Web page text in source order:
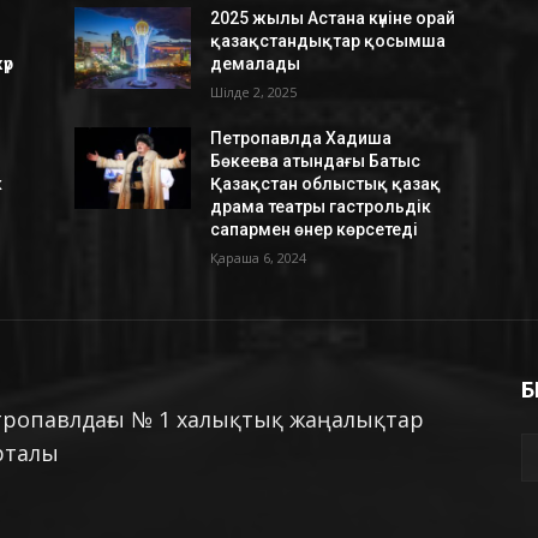
2025 жылы Астана күніне орай
қазақстандықтар қосымша
демалады
Шілде 2, 2025
Петропавлда Хадиша
Бөкеева атындағы Батыс
Қазақстан облыстық қазақ
драма театры гастрольдік
сапармен өнер көрсетеді
Қараша 6, 2024
№ 1 халықтық жаңалықтар